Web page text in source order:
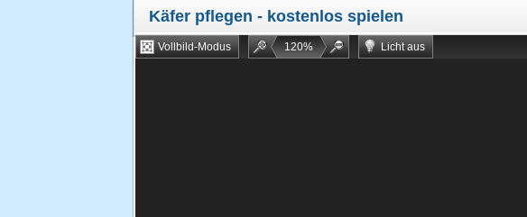
Käfer pflegen - kostenlos spielen
Vollbild-Modus 120% Licht aus